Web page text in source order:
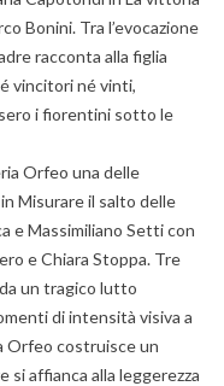
Bonini. Tra l’evocazione
racconta alla figlia
vincitori né vinti,
i fiorentini sotto le
Orfeo una delle
Misurare il salto delle
e Massimiliano Setti con
e Chiara Stoppa. Tre
un tragico lutto
di intensità visiva a
Orfeo costruisce un
si affianca alla leggerezza